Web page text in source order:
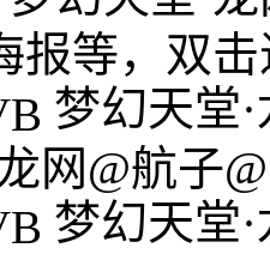
报等，双
梦幻天堂
网@航子
梦幻天堂